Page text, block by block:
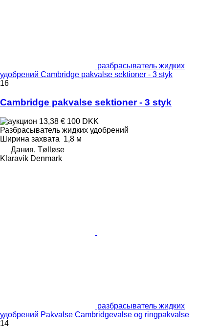
разбрасыватель жидких
удобрений Cambridge pakvalse sektioner - 3 styk
16
Cambridge pakvalse sektioner - 3 styk
13,38 € 100 DKK
Разбрасыватель жидких удобрений
Ширина захвата 1,8 м
Дания, Tølløse
Klaravik Denmark
разбрасыватель жидких
удобрений Pakvalse Cambridgevalse og ringpakvalse
14